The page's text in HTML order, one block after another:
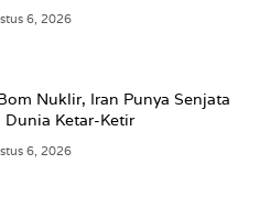
6, 2026
Nuklir, Iran Punya Senjata
Ketar-Ketir
6, 2026